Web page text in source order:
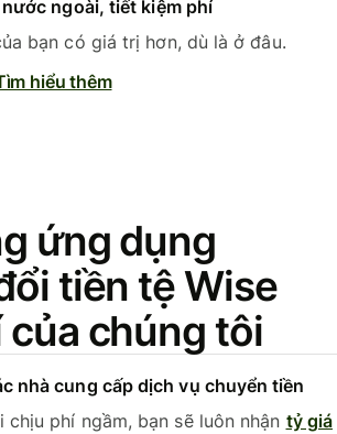
ngoài, tiết kiệm phí
bạn có giá trị hơn, dù là ở đâu.
hiểu thêm
ứng dụng
tiền tệ Wise
của chúng tôi
nhà cung cấp dịch vụ chuyển tiền
chịu phí ngầm, bạn sẽ luôn nhận tỷ giá